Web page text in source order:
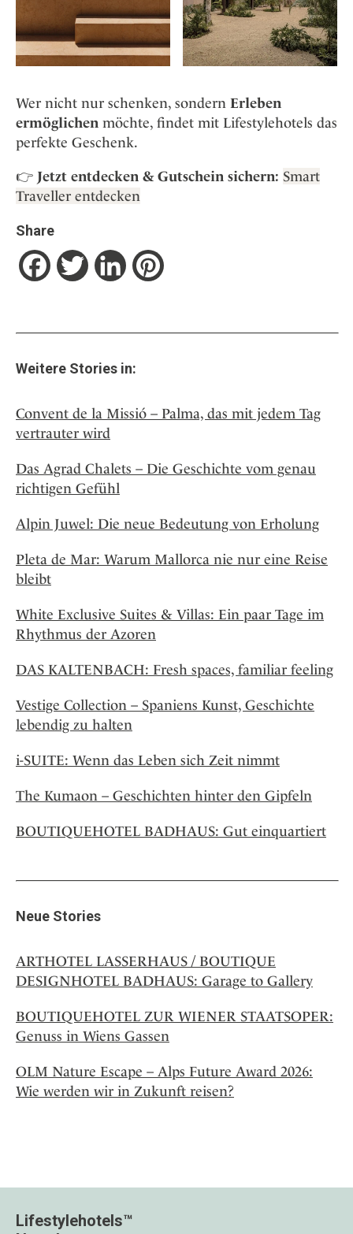
Wer nicht nur schenken, sondern Erleben
ermöglichen möchte, findet mit Lifestylehotels das
perfekte Geschenk.
👉 Jetzt entdecken & Gutschein sichern: Smart
Traveller entdecken
Share
FacebookTwitter LinkedIn
Weitere Stories in:
Convent de la Missió – Palma, das mit jedem Tag
vertrauter wird
Das Agrad Chalets – Die Geschichte vom genau
richtigen Gefühl
Alpin Juwel: Die neue Bedeutung von Erholung
Pleta de Mar: Warum Mallorca nie nur eine Reise
bleibt
White Exclusive Suites & Villas: Ein paar Tage im
Rhythmus der Azoren
DAS KALTENBACH: Fresh spaces, familiar feeling
Vestige Collection – Spaniens Kunst, Geschichte
lebendig zu halten
i-SUITE: Wenn das Leben sich Zeit nimmt
The Kumaon – Geschichten hinter den Gipfeln
BOUTIQUEHOTEL BADHAUS: Gut einquartiert
Neue Stories
ARTHOTEL LASSERHAUS / BOUTIQUE
DESIGNHOTEL BADHAUS: Garage to Gallery
BOUTIQUEHOTEL ZUR WIENER STAATSOPER:
Genuss in Wiens Gassen
OLM Nature Escape – Alps Future Award 2026:
Wie werden wir in Zukunft reisen?
Lifestylehotels™